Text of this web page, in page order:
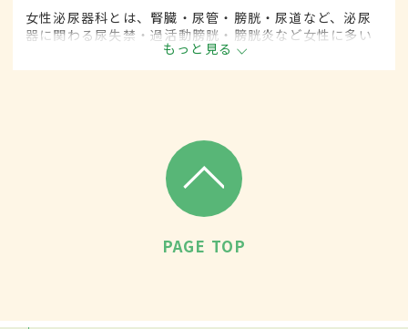
女性泌尿器科とは、腎臓・尿管・膀胱・尿道など、泌尿
器に関わる尿失禁・過活動膀胱・膀胱炎など女性に多い
とされる疾患を専門的に取り扱います。
もっと見る
PAGE TOP